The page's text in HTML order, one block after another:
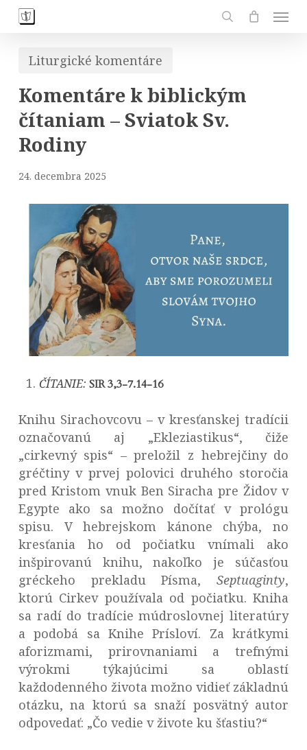
Skip
contentLiturgické komentáre
Komentáre k biblickým
čítaniam – Sviatok Sv.
Rodiny
24. decembra 2025
ČÍTANIE: SIR 3,3-7.14-16
Knihu Sirachovcovu – v kresťanskej tradícii
označovanú aj „Ekleziastikus“, čiže
„cirkevný spis“ – preložil z hebrejčiny do
gréčtiny v prvej polovici druhého storočia
pred Kristom vnuk Ben Siracha pre Židov v
Egypte ako sa možno dočítať v prológu
spisu. V hebrejskom kánone chýba, no
kresťania ho od počiatku vnímali ako
inšpirovanú knihu, nakoľko je súčasťou
gréckeho prekladu Písma,Septuaginty,
ktorú Cirkev používala od počiatku. Kniha
sa radí do tradície múdroslovnej literatúry
a podobá sa Knihe Prísloví. Za krátkymi
aforizmami, prirovnaniami a trefnými
výrokmi týkajúcimi sa oblastí
každodenného života možno vidieť základnú
otázku, na ktorú sa snaží posvätný autor
odpovedať: „Čo vedie v živote ku šťastiu?“